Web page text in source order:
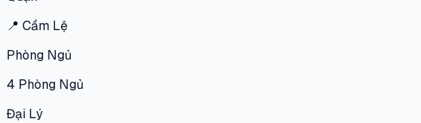
📍 Cẩm Lệ
Phòng Ngủ
4 Phòng Ngủ
Đại Lý